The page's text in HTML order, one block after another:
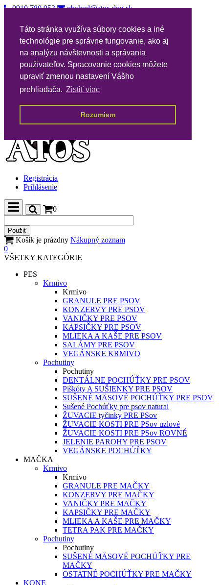
Táto stránka využíva súbory cookies a iné
technológie pre správne fungovanie, ako aj
na analýzu návštevnosti a správania
používateľov. Spracovanie cookies môžete
upraviť zmenou nastavení Vášho
prehliadača. Zistiť viac
Rozumiem
0910 780 953
obchod@atos-dog.sk
Vernostný katalóg
Nákupné podmienky
Všeobecné podmienky VPA
Poštovné
Kontakty
Registrácia
Prihlásenie
0
Košík je prázdny Nákupný zoznam
0
VŠETKY KATEGÓRIE
PES
Krmivo
Krmivo
GRANULE PRE PSOV
KONZERVY PRE PSOV
VANIČKY PRE PSOV
KAPSIČKY PRE PSOV
MLIEKA A KAŠE PRE PSOV
SALÁMY PRE PSOV
VEGÁNSKE KRMIVO
Pochutiny
Pochutiny
DENTÁLNE POCHÚŤKY PRE PSOV
Piškóty A SUŠIENKY PRE PSOV
SUŠENÉ MÄSOVÉ POCHÚŤKY PRE PSOV
Sušené Pochúťky pre psov natural
ŽUVACIE tyčinky PRE PSov
ŽUVACIE KOSTI PRE PSov uzlové
ŽUVACIE KOSTI PRE PSov ROVNÉ
JELENIE PAROHY PRE PSOV
VEGÁNSKE POCHÚŤKY
MAČKA
Krmivo
Krmivo
GRANULE PRE MAČKY
KONZERVY PRE MAČKY
VANIČKY PRE MAČKY
KAPSIČKY PRE MAČKY
MLIEKA A KAŠE PRE MAČKY
TETRA PAK PRE MAČKY
Pochutiny
Pochutiny
SUŠENÉ MÄSOVÉ POCHÚŤKY PRE
MAČKY
OSTATNÉ POCHÚŤKY PRE MAČKY
KONE